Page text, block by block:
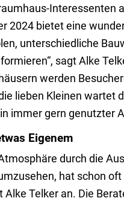
Interessenten
2024 bietet eine
unterschiedliche
sagt Alke
werden
lieben Kleinen wartet
immer gern genutzter
Eigenem
durch die
hat schon
Alke Telker an. Die